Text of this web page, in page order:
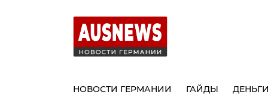
НОВОСТИ ГЕРМАНИИ ГАЙДЫ ДЕНЬГИ